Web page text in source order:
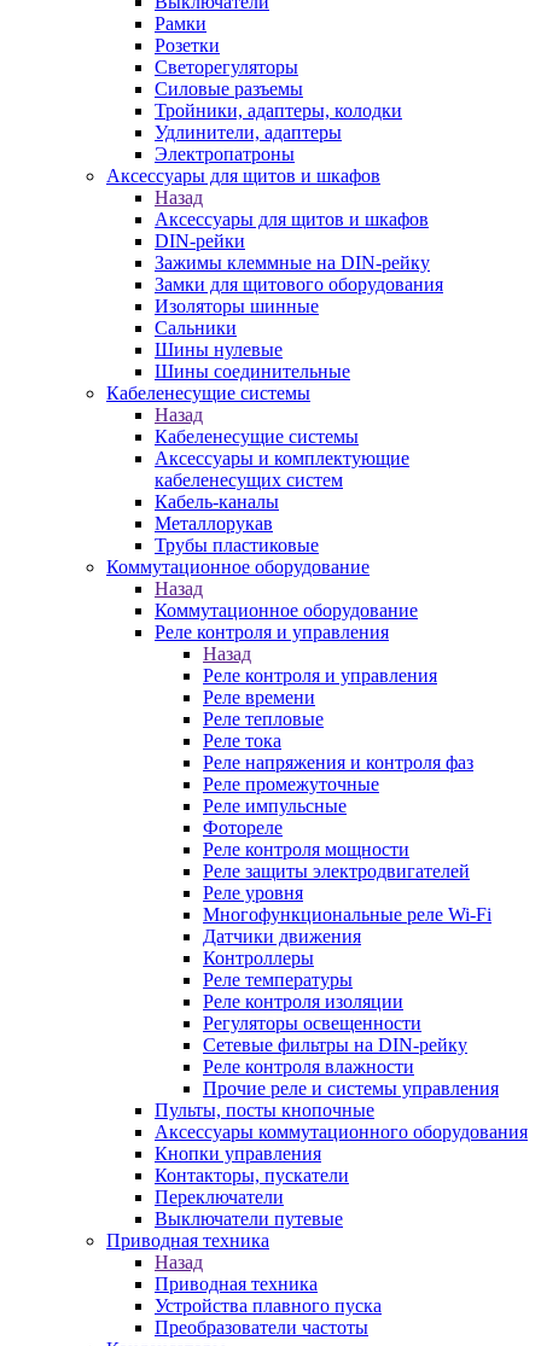
Рамки
Розетки
Светорегуляторы
Силовые разъемы
Тройники, адаптеры, колодки
Удлинители, адаптеры
Электропатроны
Аксессуары для щитов и шкафов
Назад
Аксессуары для щитов и шкафов
DIN-рейки
Зажимы клеммные на DIN-рейку
Замки для щитового оборудования
Изоляторы шинные
Сальники
Шины нулевые
Шины соединительные
Кабеленесущие системы
Назад
Кабеленесущие системы
Аксессуары и комплектующие
кабеленесущих систем
Кабель-каналы
Металлорукав
Трубы пластиковые
Коммутационное оборудование
Назад
Коммутационное оборудование
Реле контроля и управления
Назад
Реле контроля и управления
Реле времени
Реле тепловые
Реле тока
Реле напряжения и контроля фаз
Реле промежуточные
Реле импульсные
Фотореле
Реле контроля мощности
Реле защиты электродвигателей
Реле уровня
Многофункциональные реле Wi-Fi
Датчики движения
Контроллеры
Реле температуры
Реле контроля изоляции
Регуляторы освещенности
Сетевые фильтры на DIN-рейку
Реле контроля влажности
Прочие реле и системы управления
Пульты, посты кнопочные
Аксессуары коммутационного оборудования
Кнопки управления
Контакторы, пускатели
Переключатели
Выключатели путевые
Приводная техника
Назад
Приводная техника
Устройства плавного пуска
Преобразователи частоты